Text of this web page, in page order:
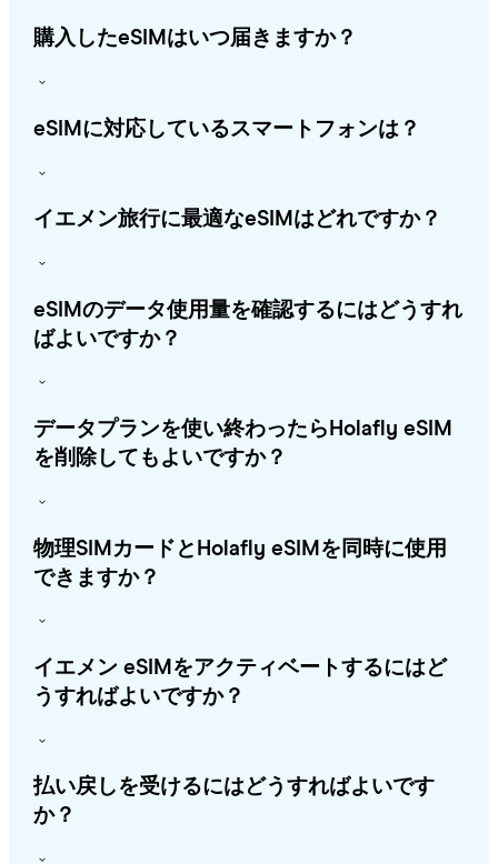
購入したeSIMはいつ届きますか？
eSIMに対応しているスマートフォンは？
イエメン旅行に最適なeSIMはどれですか？
eSIMのデータ使用量を確認するにはどうすれ
ばよいですか？
データプランを使い終わったらHolafly eSIM
を削除してもよいですか？
物理SIMカードとHolafly eSIMを同時に使用
できますか？
イエメン eSIMをアクティベートするにはど
うすればよいですか？
払い戻しを受けるにはどうすればよいです
か？